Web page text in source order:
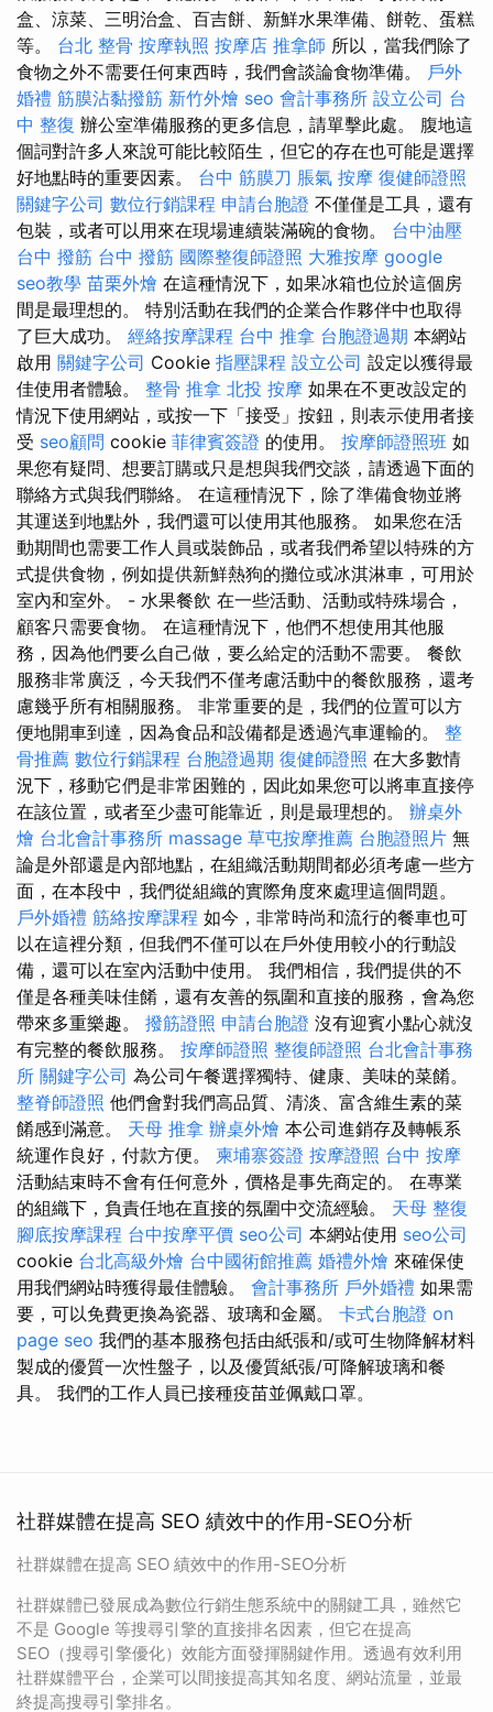
盒、涼菜、三明治盒、百吉餅、新鮮水果準備、餅乾、蛋糕
等。 台北 整骨 按摩執照 按摩店 推拿師 所以，當我們除了
食物之外不需要任何東西時，我們會談論食物準備。 戶外
婚禮 筋膜沾黏撥筋 新竹外燴 seo 會計事務所 設立公司 台
中 整復 辦公室準備服務的更多信息，請單擊此處。 腹地這
個詞對許多人來說可能比較陌生，但它的存在也可能是選擇
好地點時的重要因素。 台中 筋膜刀 脹氣 按摩 復健師證照
關鍵字公司 數位行銷課程 申請台胞證 不僅僅是工具，還有
包裝，或者可以用來在現場連續裝滿碗的食物。 台中油壓
台中 撥筋 台中 撥筋 國際整復師證照 大雅按摩 google
seo教學 苗栗外燴 在這種情況下，如果冰箱也位於這個房
間是最理想的。 特別活動在我們的企業合作夥伴中也取得
了巨大成功。 經絡按摩課程 台中 推拿 台胞證過期 本網站
啟用 關鍵字公司 Cookie 指壓課程 設立公司 設定以獲得最
佳使用者體驗。 整骨 推拿 北投 按摩 如果在不更改設定的
情況下使用網站，或按一下「接受」按鈕，則表示使用者接
受 seo顧問 cookie 菲律賓簽證 的使用。 按摩師證照班 如
果您有疑問、想要訂購或只是想與我們交談，請透過下面的
聯絡方式與我們聯絡。 在這種情況下，除了準備食物並將
其運送到地點外，我們還可以使用其他服務。 如果您在活
動期間也需要工作人員或裝飾品，或者我們希望以特殊的方
式提供食物，例如提供新鮮熱狗的攤位或冰淇淋車，可用於
室內和室外。 - 水果餐飲 在一些活動、活動或特殊場合，
顧客只需要食物。 在這種情況下，他們不想使用其他服
務，因為他們要么自己做，要么給定的活動不需要。 餐飲
服務非常廣泛，今天我們不僅考慮活動中的餐飲服務，還考
慮幾乎所有相關服務。 非常重要的是，我們的位置可以方
便地開車到達，因為食品和設備都是透過汽車運輸的。 整
骨推薦 數位行銷課程 台胞證過期 復健師證照 在大多數情
況下，移動它們是非常困難的，因此如果您可以將車直接停
在該位置，或者至少盡可能靠近，則是最理想的。 辦桌外
燴 台北會計事務所 massage 草屯按摩推薦 台胞證照片 無
論是外部還是內部地點，在組織活動期間都必須考慮一些方
面，在本段中，我們從組織的實際角度來處理這個問題。
戶外婚禮 筋絡按摩課程 如今，非常時尚和流行的餐車也可
以在這裡分類，但我們不僅可以在戶外使用較小的行動設
備，還可以在室內活動中使用。 我們相信，我們提供的不
僅是各種美味佳餚，還有友善的氛圍和直接的服務，會為您
帶來多重樂趣。 撥筋證照 申請台胞證 沒有迎賓小點心就沒
有完整的餐飲服務。 按摩師證照 整復師證照 台北會計事務
所 關鍵字公司 為公司午餐選擇獨特、健康、美味的菜餚。
整脊師證照 他們會對我們高品質、清淡、富含維生素的菜
餚感到滿意。 天母 推拿 辦桌外燴 本公司進銷存及轉帳系
統運作良好，付款方便。 柬埔寨簽證 按摩證照 台中 按摩
活動結束時不會有任何意外，價格是事先商定的。 在專業
的組織下，負責任地在直接的氛圍中交流經驗。 天母 整復
腳底按摩課程 台中按摩平價 seo公司 本網站使用 seo公司
cookie 台北高級外燴 台中國術館推薦 婚禮外燴 來確保使
用我們網站時獲得最佳體驗。 會計事務所 戶外婚禮 如果需
要，可以免費更換為瓷器、玻璃和金屬。 卡式台胞證 on
page seo 我們的基本服務包括由紙張和/或可生物降解材料
製成的優質一次性盤子，以及優質紙張/可降解玻璃和餐
具。 我們的工作人員已接種疫苗並佩戴口罩。
社群媒體在提高 SEO 績效中的作用-SEO分析
社群媒體在提高 SEO 績效中的作用-SEO分析
社群媒體已發展成為數位行銷生態系統中的關鍵工具，雖然它
不是 Google 等搜尋引擎的直接排名因素，但它在提高
SEO（搜尋引擎優化）效能方面發揮關鍵作用。透過有效利用
社群媒體平台，企業可以間接提高其知名度、網站流量，並最
終提高搜尋引擎排名。